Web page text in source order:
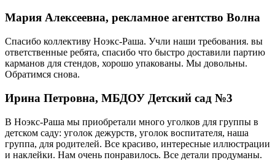
Мария Алексеевна, рекламное агентство Волна
Спасибо коллективу Ноэкс-Раша. Учли наши требования. вы
ответственные ребята, спасибо что быстро доставили партию
карманов для стендов, хорошо упакованы. Мы довольны.
Обратимся снова.
Ирина Петровна, МБДОУ Детский сад №3
В Ноэкс-Раша мы приобретали много уголков для группы в
детском саду: уголок дежурств, уголок воспитателя, наша
группа, для родителей. Все красиво, интересные иллюстрации
и наклейки. Нам очень понравилось. Все детали продуманы.